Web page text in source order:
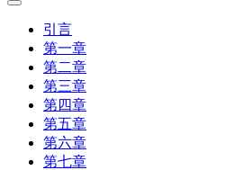
引言
第一章
第二章
第三章
第四章
第五章
第六章
第七章